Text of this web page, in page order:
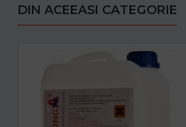
DIN ACEEASI CATEGORIE